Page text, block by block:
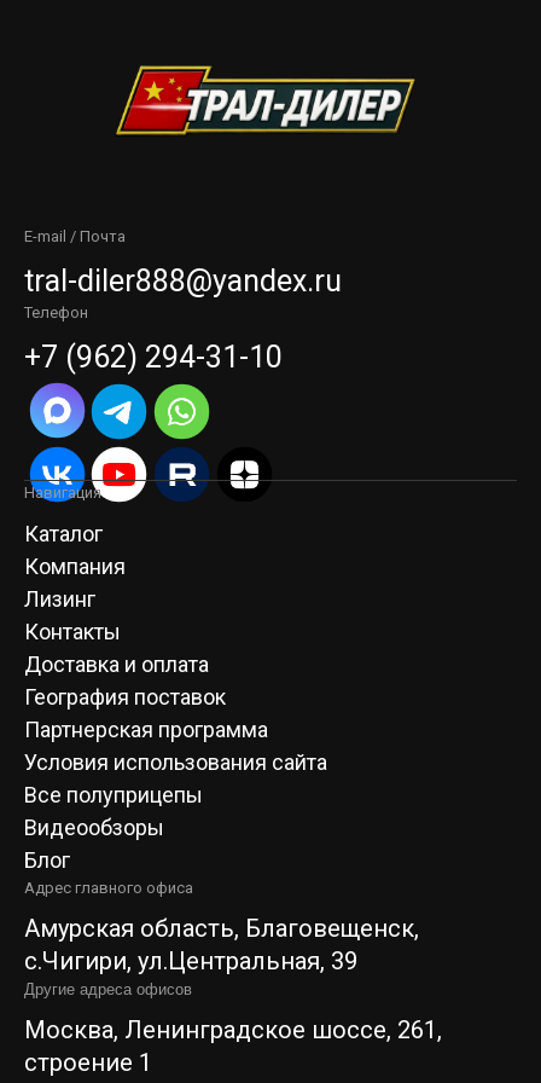
E-mail / Почта
tral-diler888@yandex.ru
Телефон
+7 (962) 294-31-10
Навигация
Каталог
Компания
Лизинг
Контакты
Доставка и оплата
География поставок
Партнерская программа
Условия использования сайта
Все полуприцепы
Видеообзоры
Блог
Адрес главного офиса
Амурская область, Благовещенск,
c.Чигири, ул.Центральная, 39
Другие адреса офисов
Москва, Ленинградское шоссе, 261,
строение 1